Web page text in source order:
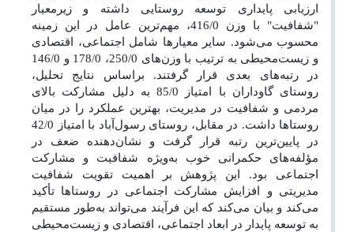
ارزیابی پایداری توسعه روستایی داشته و زیرمعیار
"شفافیت" با وزن 416/0، مهم‌ترین عامل در این زمینه
محسوب می‌شود. سایر معیارها شامل اجتماعی، اقتصادی
و زیست‌محیطی به ترتیب با وزن‌های 250/0، 178/0 و 146/0
در رتبه‌های بعدی قرار گرفتند. براساس نتایج تحلیل،
روستای گاوداران با امتیاز 85/0 به دلیل مشارکت بالای
مردمی و شفافیت در مدیریت، بهترین عملکرد را در میان
روستاها داشت. در مقابل، روستای رسول‌آباد با امتیاز 42/0
در پایین‌ترین رتبه قرار گرفت و نشان‌دهنده ضعف در
مؤلفه‌های حکمرانی خوب به‌ویژه شفافیت و مشارکت
اجتماعی بود. این پژوهش بر اهمیت تقویت شفافیت
مدیریتی و افزایش مشارکت اجتماعی در روستاها تأکید
می‌کند و بیان می‌کند که این فرآیند می‌تواند به‌طور مستقیم
به توسعه پایدار در ابعاد اجتماعی، اقتصادی و زیست‌محیطی